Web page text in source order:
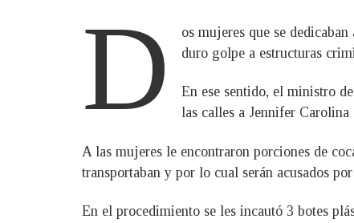
D
os mujeres que se
duro golpe a estructuras
En ese sentido, el ministro
las calles a Jennifer
A las mujeres le encontraron porciones de
transportaban y por lo cual serán acusados
En el procedimiento se les incautó 3 botes